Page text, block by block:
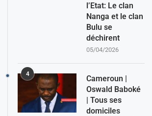
l’Etat: Le clan
Nanga et le clan
Bulu se
déchirent
05/04/2026
4
Cameroun |
Oswald Baboké
| Tous ses
domiciles